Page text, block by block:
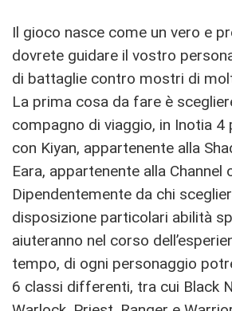
Il gioco nasce come un vero e
dovrete guidare il vostro
di battaglie contro mostri di
La prima cosa da fare è
compagno di viaggio, in Inotia
con Kiyan, appartenente alla
Eara, appartenente alla Channel
Dipendentemente da chi
disposizione particolari abilità
aiuteranno nel corso
tempo, di ogni personaggio
6 classi differenti, tra cui Black